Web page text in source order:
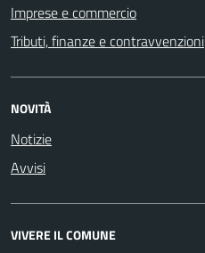
Imprese e commercio
Tributi, finanze e contravvenzioni
NOVITÀ
Notizie
Avvisi
VIVERE IL COMUNE